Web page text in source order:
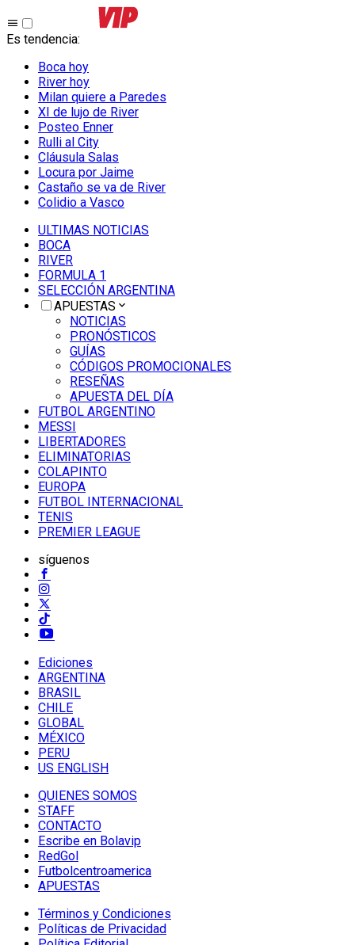
Es tendencia:
Boca hoy
River hoy
Milan quiere a Paredes
XI de lujo de River
Posteo Enner
Rulli al City
Cláusula Salas
Locura por Jaime
Castaño se va de River
Colidio a Vasco
ULTIMAS NOTICIAS
BOCA
RIVER
FORMULA 1
SELECCIÓN ARGENTINA
APUESTAS
NOTICIAS
PRONÓSTICOS
GUÍAS
CÓDIGOS PROMOCIONALES
RESEÑAS
APUESTA DEL DÍA
FUTBOL ARGENTINO
MESSI
LIBERTADORES
ELIMINATORIAS
COLAPINTO
EUROPA
FUTBOL INTERNACIONAL
TENIS
PREMIER LEAGUE
síguenos
Ediciones
ARGENTINA
BRASIL
CHILE
GLOBAL
MÉXICO
PERU
US ENGLISH
QUIENES SOMOS
STAFF
CONTACTO
Escribe en Bolavip
RedGol
Futbolcentroamerica
APUESTAS
Términos y Condiciones
Políticas de Privacidad